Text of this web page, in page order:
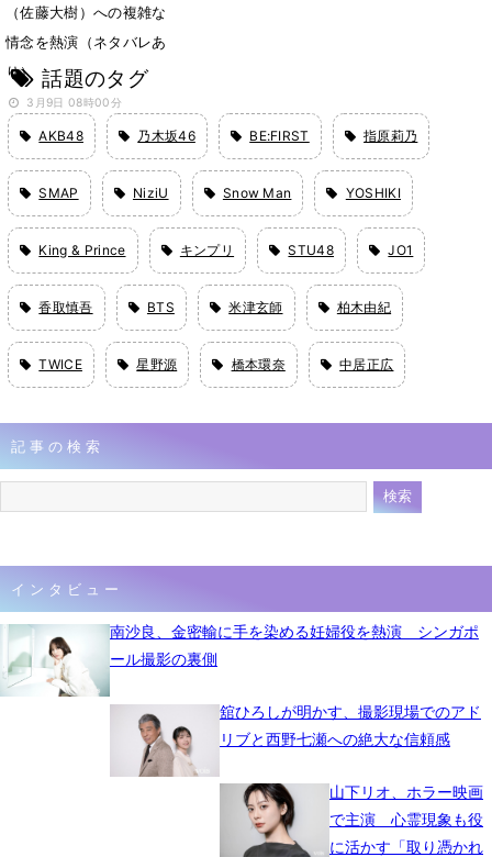
（佐藤大樹）への複雑な
情念を熱演（ネタバレあ
り）
3月9日 08時00分
話題のタグ
AKB48 乃木坂46 BE:FIRST 指原莉乃
SMAP NiziU Snow Man YOSHIKI
King & Prince キンプリ STU48 JO1
香取慎吾 BTS 米津玄師 柏木由紀
TWICE 星野源 橋本環奈 中居正広
記事の検索
インタビュー
南沙良、金密輸に手を染める妊婦役を熱演 シンガポ
ール撮影の裏側
舘ひろしが明かす、撮影現場でのアド
リブと西野七瀬への絶大な信頼感
山下リオ、ホラー映画
で主演 心霊現象も役
に活かす「取り憑かれ